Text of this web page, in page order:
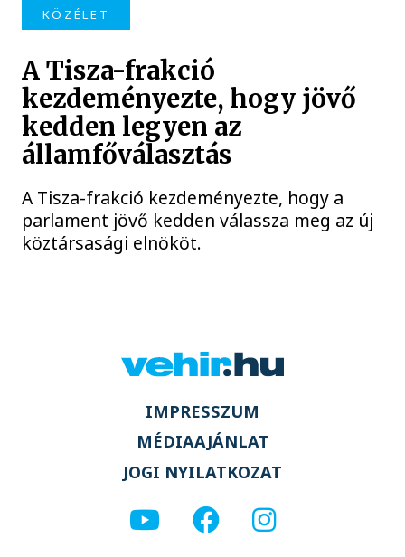
KÖZÉLET
A Tisza-frakció
kezdeményezte, hogy jövő
kedden legyen az
államfőválasztás
A Tisza-frakció kezdeményezte, hogy a
parlament jövő kedden válassza meg az új
köztársasági elnököt.
IMPRESSZUM
MÉDIAAJÁNLAT
JOGI NYILATKOZAT